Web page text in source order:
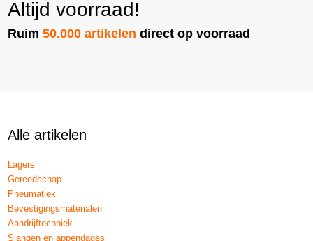
Altijd voorraad!
Ruim50.000 artikelen direct op voorraad
Alle artikelen
Lagers
Gereedschap
Pneumatiek
Bevestigingsmaterialen
Aandrijftechniek
Slangen en appendages